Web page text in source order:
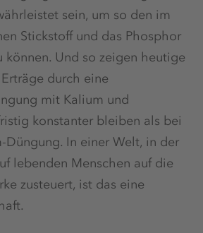
sein, um so den im
Stickstoff und das Phosphor
können. Und so zeigen heutige
durch eine
mit Kalium und
konstanter bleiben als bei
Düngung. In einer Welt, in der
lebenden Menschen auf die
zusteuert, ist das eine